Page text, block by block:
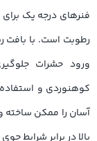
فنرهای درجه یک
رطوبت است. با بافت
ورود حشرات
کوهنوردی و
آسان را ممکن ساخته
بالا در برابر